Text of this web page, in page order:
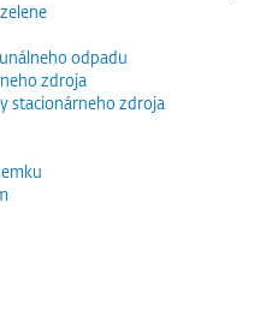
odpadu
zdroja
stacionárneho zdroja